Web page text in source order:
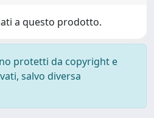
a questo prodotto.
protetti da copyright e
salvo diversa